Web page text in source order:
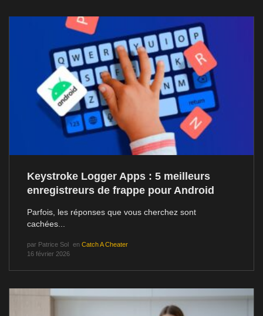
Keystroke Logger Apps : 5 meilleurs
enregistreurs de frappe pour Android
Parfois, les réponses que vous cherchez sont
cachées...
par Patrice Sol en Catch A Cheater
16 février 2026